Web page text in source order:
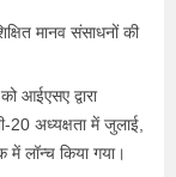
मानव संसाधनों की
आईएसए द्वारा
20 अध्यक्षता में जुलाई,
में लॉन्च किया गया।